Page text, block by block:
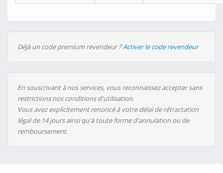
Déjà un code premium revendeur ?Activer le code revendeur
En souscrivant à nos services, vous reconnaissez accepter sans
restrictions nos conditions d'utilisation.
Vous avez explicitement renoncé à votre délai de rétractation
légal de 14 jours ainsi qu'à toute forme d'annulation ou de
remboursement.